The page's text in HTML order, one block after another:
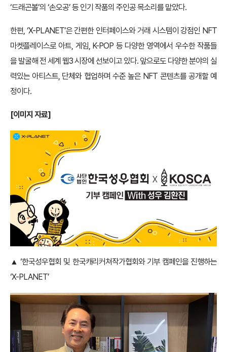
‘드래곤볼’의 ‘손오공’ 등 인기 작품의 주인공 목소리를 맡았다.
한편, ‘X-PLANET’은 간편한 인터페이스와 거래 시스템이 강점인 NFT
마켓플레이스로 아트, 게임, K-POP 등 다양한 영역에서 우수한 작품들
을 발굴해 전 세계 웹3 시장에 선보이고 있다. 앞으로도 다양한 분야의 실
력있는 아티스트, 단체와 협업하며 수준 높은 NFT 콘텐츠를 공개할 예
정이다.
[이미지 자료]
▲ ‘한국성우협회 및 한국캐리커쳐작가협회와 기부 캠페인을 진행하는
‘X-PLANET’